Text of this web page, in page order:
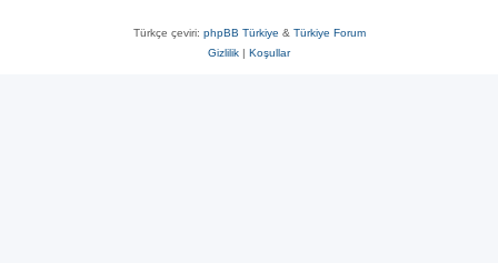
Türkçe çeviri: phpBB Türkiye & Türkiye Forum
Gizlilik | Koşullar